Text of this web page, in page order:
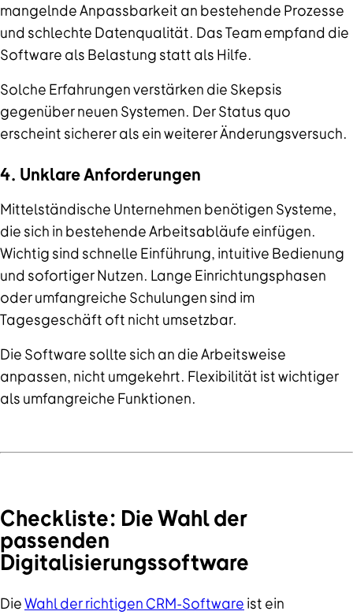
mangelnde Anpassbarkeit an bestehende Prozesse
und schlechte Datenqualität. Das Team empfand die
Software als Belastung statt als Hilfe.
Solche Erfahrungen verstärken die Skepsis
gegenüber neuen Systemen. Der Status quo
erscheint sicherer als ein weiterer Änderungsversuch.
4. Unklare Anforderungen
Mittelständische Unternehmen benötigen Systeme,
die sich in bestehende Arbeitsabläufe einfügen.
Wichtig sind schnelle Einführung, intuitive Bedienung
und sofortiger Nutzen. Lange Einrichtungsphasen
oder umfangreiche Schulungen sind im
Tagesgeschäft oft nicht umsetzbar.
Die Software sollte sich an die Arbeitsweise
anpassen, nicht umgekehrt. Flexibilität ist wichtiger
als umfangreiche Funktionen.
Checkliste: Die Wahl der
passenden
Digitalisierungssoftware
DieWahl der richtigen CRM-Software ist ein